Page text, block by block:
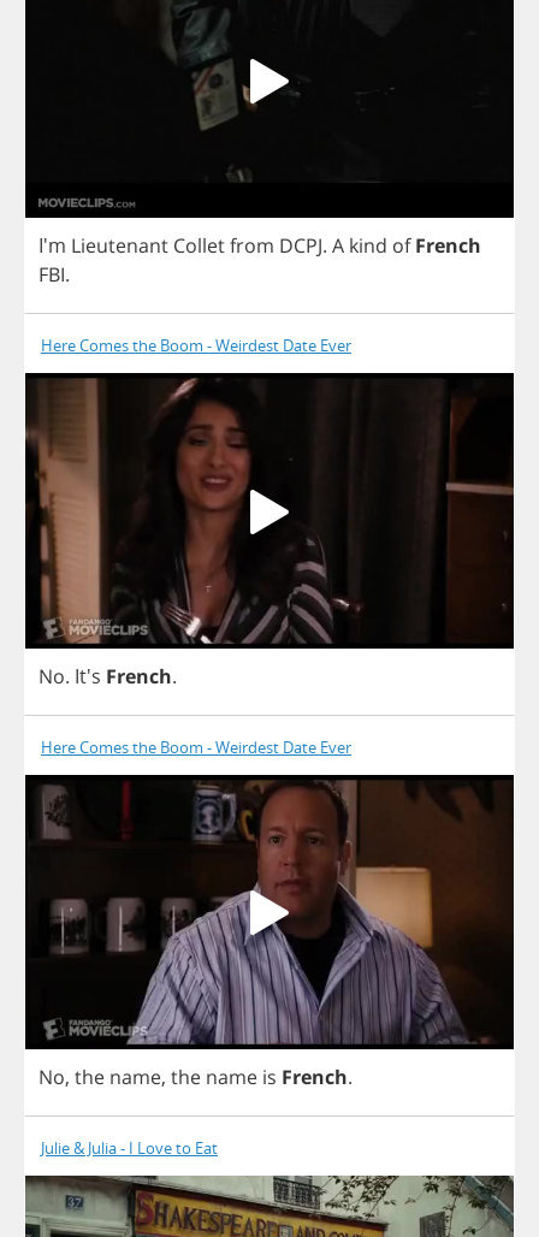
I'm Lieutenant Colletfrom DCPJ. A kind of French
FBI.
Here Comes the Boom - Weirdest Date Ever
No. It's French.
Here Comes the Boom - Weirdest Date Ever
No, the name, the name is French.
Julie & Julia - I Love to Eat